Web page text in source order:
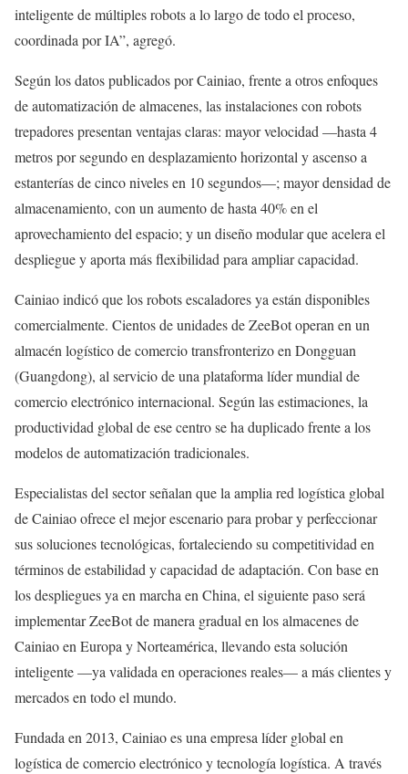
inteligente de múltiples robots a lo largo de todo el proceso,
coordinada por IA”, agregó.
Según los datos publicados por Cainiao, frente a otros enfoques
de automatización de almacenes, las instalaciones con robots
trepadores presentan ventajas claras: mayor velocidad —hasta 4
metros por segundo en desplazamiento horizontal y ascenso a
estanterías de cinco niveles en 10 segundos—; mayor densidad de
almacenamiento, con un aumento de hasta 40% en el
aprovechamiento del espacio; y un diseño modular que acelera el
despliegue y aporta más flexibilidad para ampliar capacidad.
Cainiao indicó que los robots escaladores ya están disponibles
comercialmente. Cientos de unidades de ZeeBot operan en un
almacén logístico de comercio transfronterizo en Dongguan
(Guangdong), al servicio de una plataforma líder mundial de
comercio electrónico internacional. Según las estimaciones, la
productividad global de ese centro se ha duplicado frente a los
modelos de automatización tradicionales.
Especialistas del sector señalan que la amplia red logística global
de Cainiao ofrece el mejor escenario para probar y perfeccionar
sus soluciones tecnológicas, fortaleciendo su competitividad en
términos de estabilidad y capacidad de adaptación. Con base en
los despliegues ya en marcha en China, el siguiente paso será
implementar ZeeBot de manera gradual en los almacenes de
Cainiao en Europa y Norteamérica, llevando esta solución
inteligente —ya validada en operaciones reales— a más clientes y
mercados en todo el mundo.
Fundada en 2013, Cainiao es una empresa líder global en
logística de comercio electrónico y tecnología logística. A través